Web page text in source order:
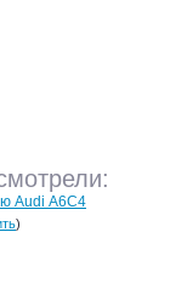
Audi А6С4
)